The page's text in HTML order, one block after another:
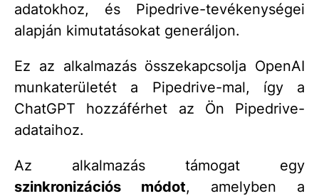
adatokhoz, és Pipedrive-tevékenységei
alapján kimutatásokat generáljon.
Ez az alkalmazás összekapcsolja OpenAI
munkaterületét a Pipedrive-mal, így a
ChatGPT hozzáférhet az Ön Pipedrive-
adataihoz.
Az alkalmazás támogat egy
szinkronizációs módot, amelyben a